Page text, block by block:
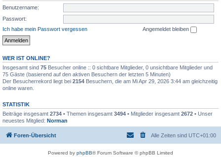
Benutzername:
Passwort:
Ich habe mein Passwort vergessen
Angemeldet bleiben
WER IST ONLINE?
Insgesamt sind 75 Besucher online :: 0 sichtbare Mitglieder, 0 unsichtbare Mitglieder und
75 Gäste (basierend auf den aktiven Besuchern der letzten 5 Minuten)
Der Besucherrekord liegt bei 2154 Besuchern, die am Mi Apr 29, 2026 3:44 am gleichzeitig
online waren.
STATISTIK
Beiträge insgesamt 2734 • Themen insgesamt 3494 • Mitglieder insgesamt 2672 • Unser
neuestes Mitglied: Norman
Foren-Übersicht Alle Zeiten sind UTC+01:00
Powered by phpBB® Forum Software © phpBB Limited